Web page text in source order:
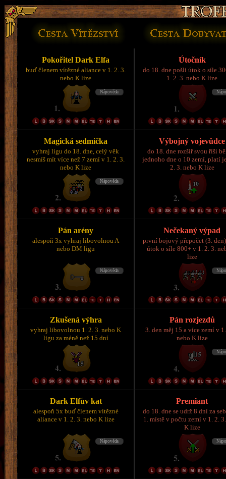
Pokořitel Dark Elfa
buď členem vítězné aliance v 1. 2. 3.
nebo K lize
Útočník
do 18. dne pošli útok o síle
1. 2. 3. nebo K lize
Magická sedmička
vyhraj ligu do 18. dne, celý věk
nesmíš mít více než 7 zemí v 1. 2. 3.
nebo K lize
Výbojný vojevůdce
do 18. dne rozšiř svou říši
jednoho dne o 10 zemí, platí
2. 3. nebo K lize
Pán arény
alespoň 3x vyhraj libovolnou A
nebo DM ligu
Nečekaný výpad
první bojový přepočet (3.
útok o síle 800+ v 1. 2. 3.
lize
Zkušená výhra
vyhraj libovolnou 1. 2. 3. nebo K
ligu za méně než 15 dní
Pán rozjezdů
3. den měj 15 a více zemí v
nebo K lize
Dark Elfův kat
alespoň 5x buď členem vítězné
aliance v 1. 2. 3. nebo K lize
Premiant
do 18. dne se udrž 8 dní za
1. místě v počtu zemí v 1. 2.
K lize